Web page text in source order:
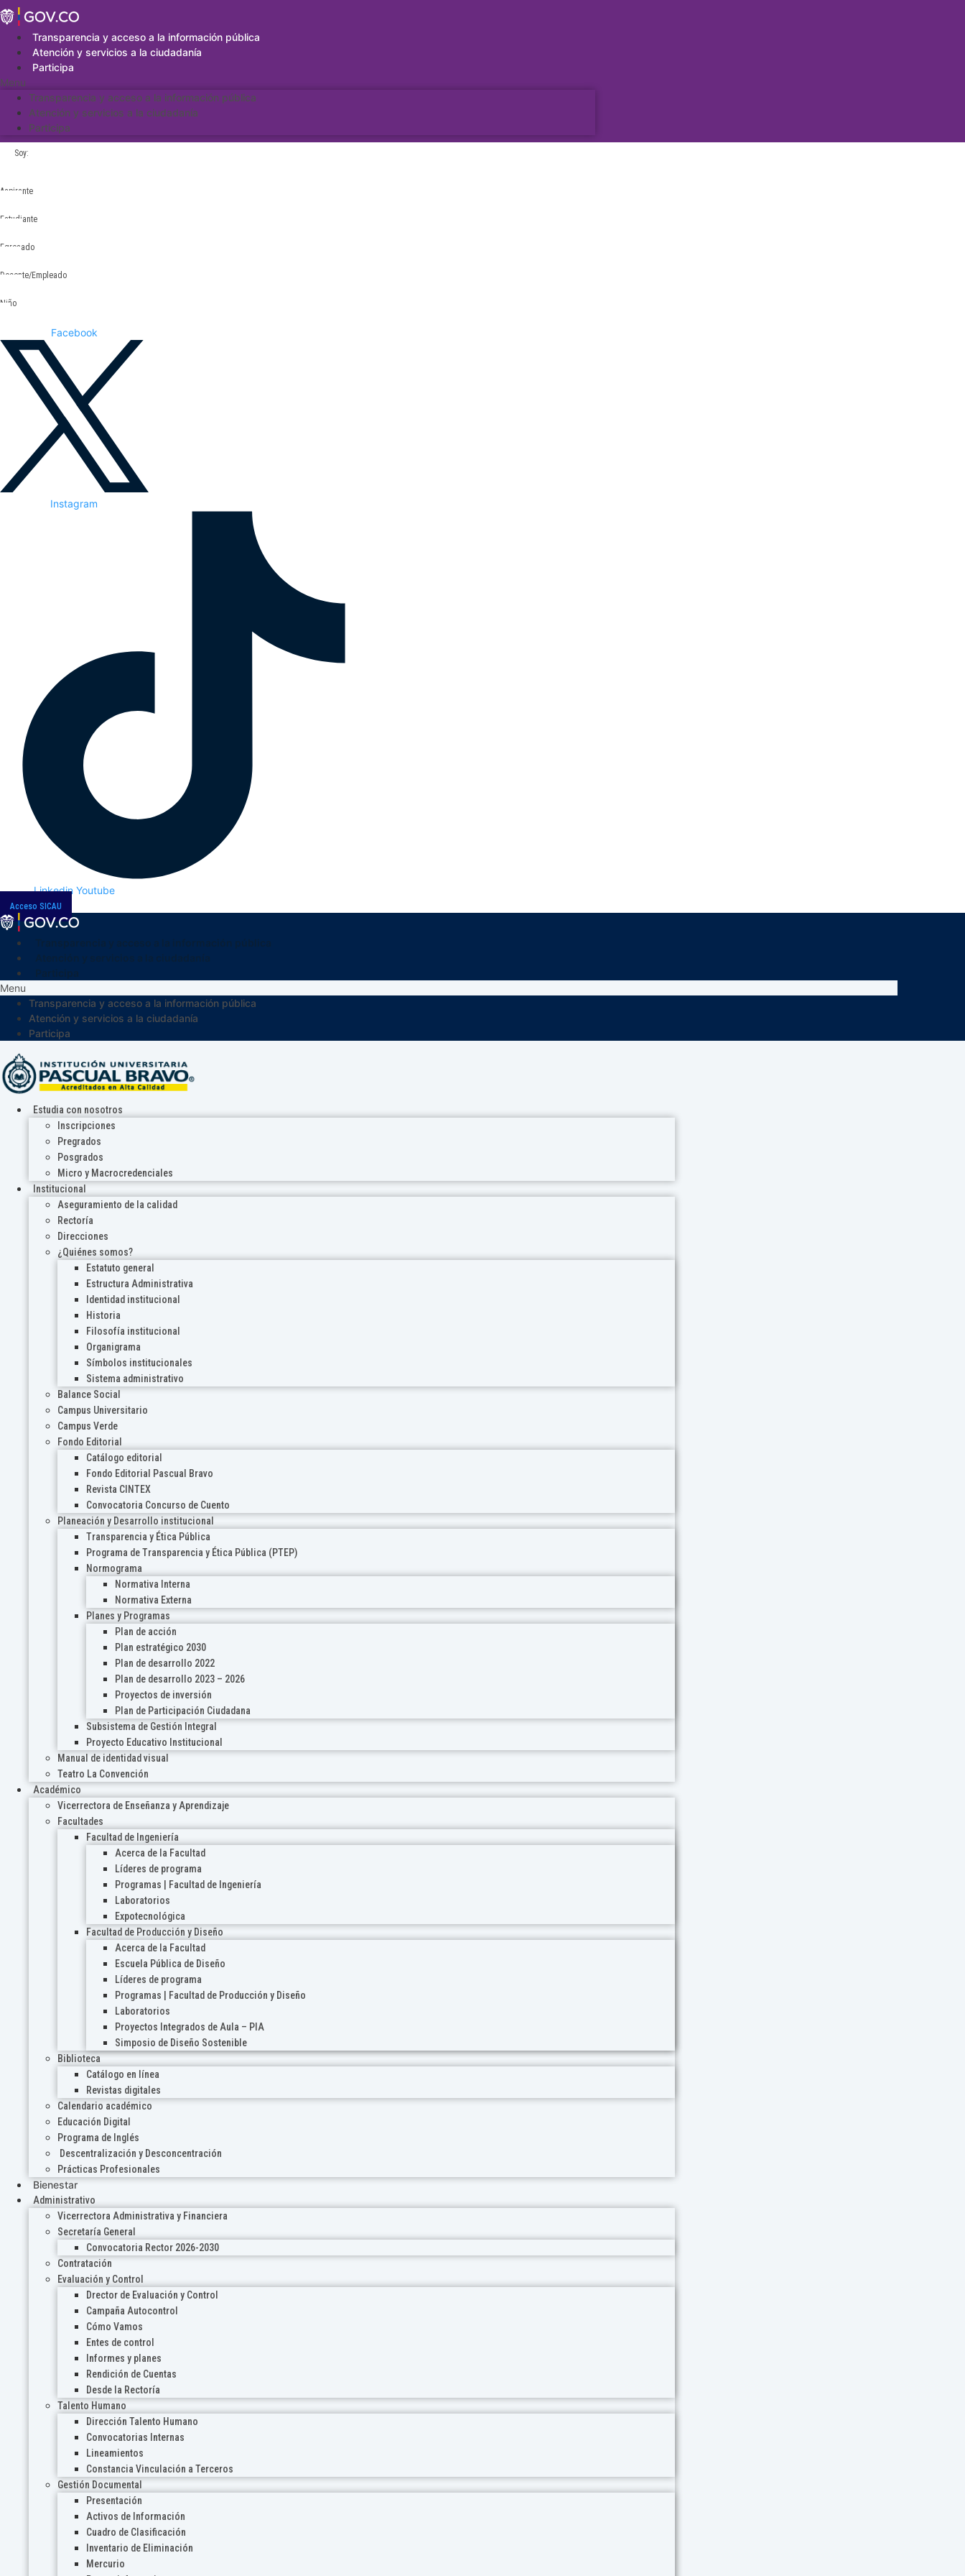
Saltar
al
contenidoTransparencia y acceso a la información pública
Atención y servicios a la ciudadanía
Participa
Menu
Transparencia y acceso a la información pública
Atención y servicios a la ciudadanía
Participa
Soy:
Aspirante
Estudiante
Egresado
Docente/Empleado
Niño
Facebook
Instagram
Linkedin Youtube
Acceso SICAU
Menu
Transparencia y acceso a la información pública
Atención y servicios a la ciudadanía
Participa
Estudia con nosotros
Inscripciones
Pregrados
Posgrados
Micro y Macrocredenciales
Institucional
Aseguramiento de la calidad
Rectoría
Direcciones
¿Quiénes somos?
Estatuto general
Estructura Administrativa
Identidad institucional
Historia
Filosofía institucional
Organigrama
Símbolos institucionales
Sistema administrativo
Balance Social
Campus Universitario
Campus Verde
Fondo Editorial
Catálogo editorial
Fondo Editorial Pascual Bravo
Revista CINTEX
Convocatoria Concurso de Cuento
Planeación y Desarrollo institucional
Transparencia y Ética Pública
Programa de Transparencia y Ética Pública (PTEP)
Normograma
Normativa Interna
Normativa Externa
Planes y Programas
Plan de acción
Plan estratégico 2030
Plan de desarrollo 2022
Plan de desarrollo 2023 – 2026
Proyectos de inversión
Plan de Participación Ciudadana
Subsistema de Gestión Integral
Proyecto Educativo Institucional
Manual de identidad visual
Teatro La Convención
Académico
Vicerrectora de Enseñanza y Aprendizaje
Facultades
Facultad de Ingeniería
Acerca de la Facultad
Líderes de programa
Programas | Facultad de Ingeniería
Laboratorios
Expotecnológica
Facultad de Producción y Diseño
Acerca de la Facultad
Escuela Pública de Diseño
Líderes de programa
Programas | Facultad de Producción y Diseño
Laboratorios
Proyectos Integrados de Aula – PIA
Simposio de Diseño Sostenible
Biblioteca
Catálogo en línea
Revistas digitales
Calendario académico
Educación Digital
Programa de Inglés
Descentralización y Desconcentración
Prácticas Profesionales
Bienestar
Administrativo
Vicerrectora Administrativa y Financiera
Secretaría General
Convocatoria Rector 2026-2030
Contratación
Evaluación y Control
Drector de Evaluación y Control
Campaña Autocontrol
Cómo Vamos
Entes de control
Informes y planes
Rendición de Cuentas
Desde la Rectoría
Talento Humano
Dirección Talento Humano
Convocatorias Internas
Lineamientos
Constancia Vinculación a Terceros
Gestión Documental
Presentación
Activos de Información
Cuadro de Clasificación
Inventario de Eliminación
Mercurio